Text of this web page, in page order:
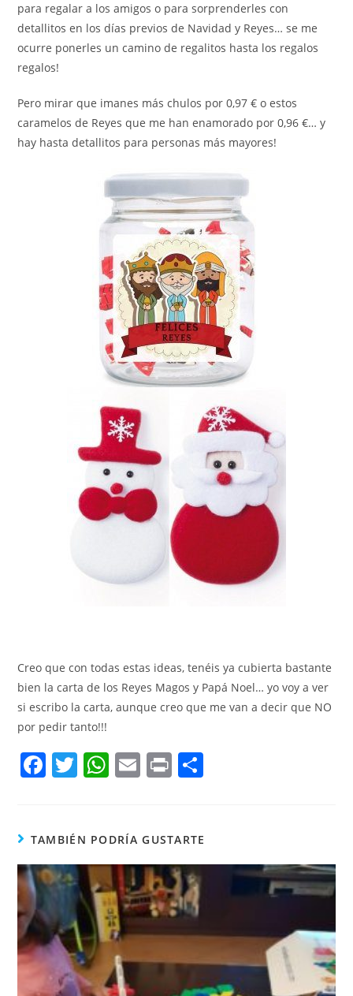
para regalar a los amigos o para sorprenderles con
detallitos en los días previos de Navidad y Reyes… se me
ocurre ponerles un camino de regalitos hasta los regalos
regalos!
Pero mirar que imanes más chulos por 0,97 € o estos
caramelos de Reyes que me han enamorado por 0,96 €… y
hay hasta detallitos para personas más mayores!
Creo que con todas estas ideas, tenéis ya cubierta bastante
bien la carta de los Reyes Magos y Papá Noel… yo voy a ver
si escribo la carta, aunque creo que me van a decir que NO
por pedir tanto!!!
F
e
b
o
o
k
T
er
W
s
A
p
p
E
l
Pr
ar
TAMBIÉN PODRÍA GUSTARTE